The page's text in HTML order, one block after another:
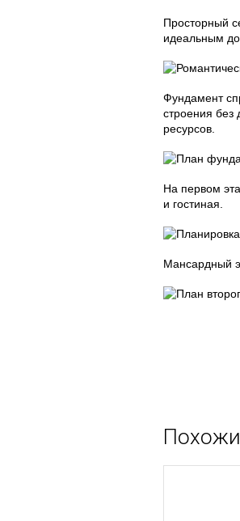
Просторный
идеальным
Фундамент
строения без
ресурсов.
На первом
и гостиная.
Мансардный